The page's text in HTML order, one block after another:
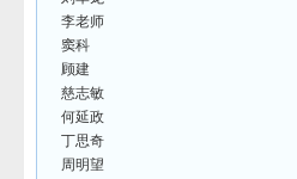
李老师
窦科
顾建
慈志敏
何延政
丁思奇
周明望